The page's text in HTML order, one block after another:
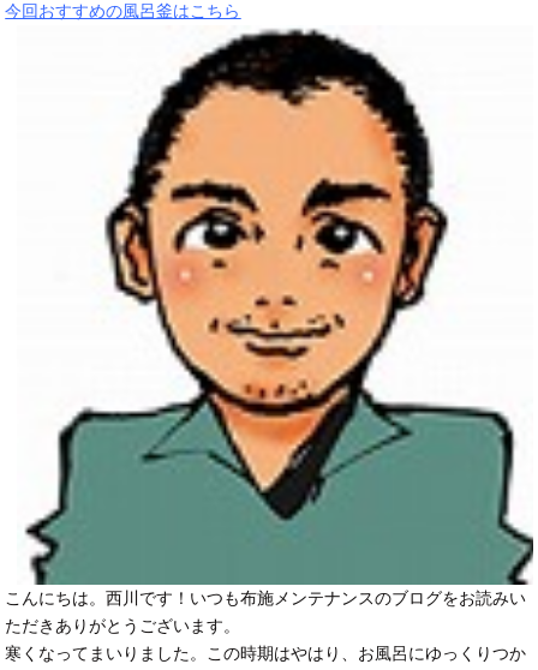
今回おすすめの風呂釜はこちら
こんにちは。西川です！いつも布施メンテナンスのブログをお読みい
ただきありがとうございます。
寒くなってまいりました。この時期はやはり、お風呂にゆっくりつか